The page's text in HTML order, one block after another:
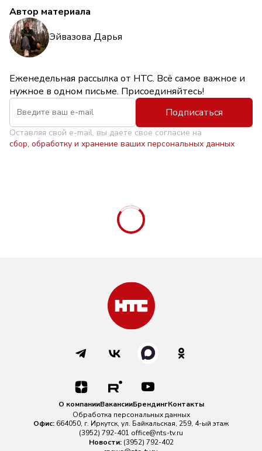
Автор материала
Эйвазова Дарья
Еженедельная рассылка от НТС. Всё самое важное и
нужное в одном письме. Присоединяйтесь!
Подписаться
Оставляя свой e-mail, вы даете свое согласие на
сбор, обработку и хранение ваших персональных данных
О компанииВакансииБрендингКонтакты
Обработка персональных данных
Офис: 664050, г. Иркутск, ул. Байкальская, 259, 4-ый этаж
(3952) 792-401 office@nts-tv.ru
Новости: (3952) 792-402